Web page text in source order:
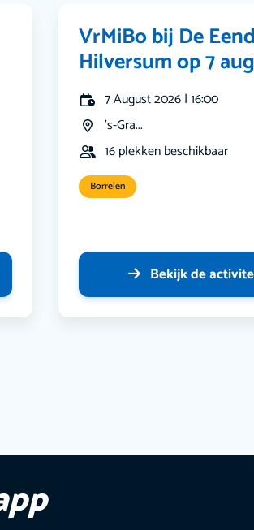
VrMiBo bij De
Hilversum op 7
7 August 2026 | 16:00
's-Gra...
16 plekken beschikbaar
Borrelen
Bekijk de